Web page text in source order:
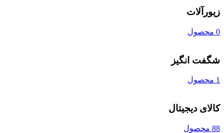
زیورآلات
0 محصول
شگفت انگیز
1 محصول
کالای دیجیتال
88 محصول